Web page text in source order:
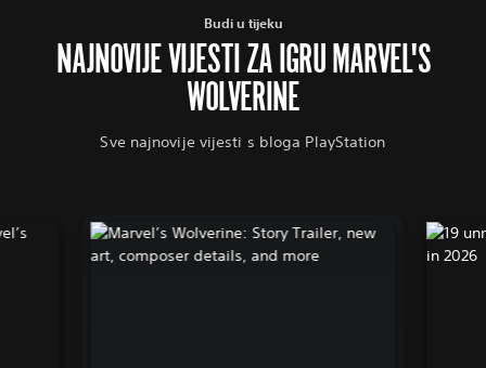
Budi u tijeku
NAJNOVIJE VIJESTI ZA IGRU MARVEL'S
WOLVERINE
Sve najnovije vijesti s bloga PlayStation